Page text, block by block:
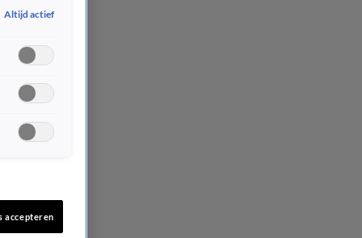
Altijd actief
accepteren